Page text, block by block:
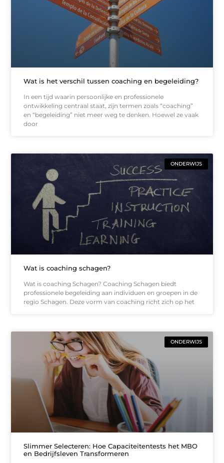
Wat is het verschil tussen coaching en begeleiding?
In een tijd waarin persoonlijke en professionele
ontwikkeling centraal staat, zijn termen zoals “coaching”
en “begeleiding” niet meer weg te denken. Hoewel ze vaak
door
ONDERWIJS
Wat is coaching schagen?
Wat is coaching Schagen? Coaching Schagen biedt
professionele begeleiding aan individuen en groepen in de
regio Schagen. Deze vorm van coaching richt zich op het
ONDERWIJS
Slimmer Selecteren: Hoe Capaciteitentests het MBO
en Bedrijfsleven Transformeren